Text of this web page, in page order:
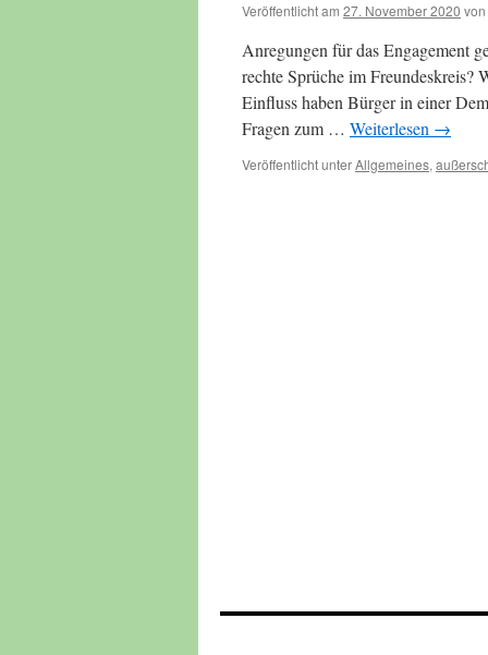
Veröffentlicht am 27. November 2020 von
Anregungen für das Engagement
rechte Sprüche im Freundeskreis?
Einfluss haben Bürger in einer
Fragen zum … Weiterlesen →
Veröffentlicht unterAllgemeines,